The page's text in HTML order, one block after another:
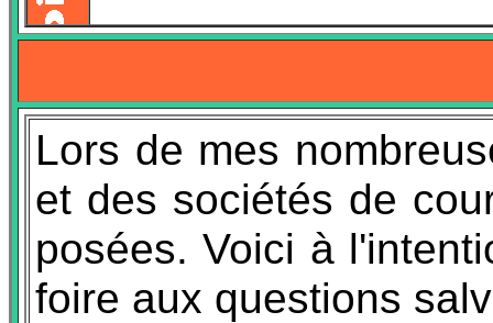
Lors de mes
et des sociétés de
posées. Voici à
foire aux questions